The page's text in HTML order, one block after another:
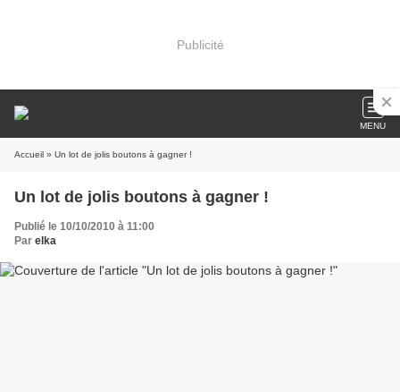
Publicité
MENU
Accueil » Un lot de jolis boutons à gagner !
Un lot de jolis boutons à gagner !
Publié le 10/10/2010 à 11:00
Par elka